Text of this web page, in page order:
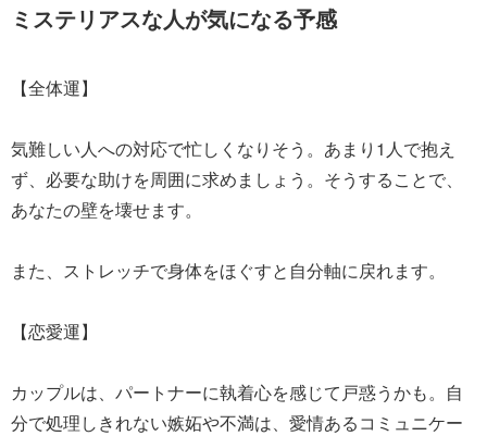
ミステリアスな人が気になる予感
【全体運】
気難しい人への対応で忙しくなりそう。あまり1人で抱え
ず、必要な助けを周囲に求めましょう。そうすることで、
あなたの壁を壊せます。
また、ストレッチで身体をほぐすと自分軸に戻れます。
【恋愛運】
カップルは、パートナーに執着心を感じて戸惑うかも。自
分で処理しきれない嫉妬や不満は、愛情あるコミュニケー